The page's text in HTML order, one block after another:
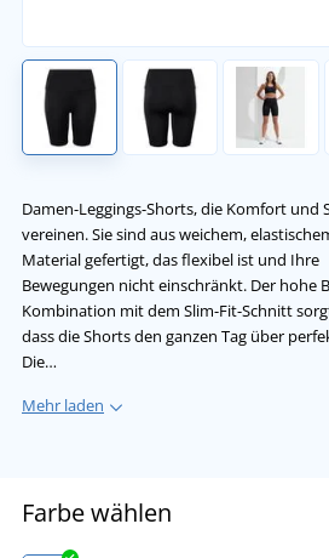
Damen-Leggings-Shorts, die Komfort und
vereinen. Sie sind aus weichem,
Material gefertigt, das flexibel ist und Ihre
Bewegungen nicht einschränkt. Der hohe
Kombination mit dem Slim-Fit-Schnitt
dass die Shorts den ganzen Tag über
Die…
Mehr laden
Farbe wählen